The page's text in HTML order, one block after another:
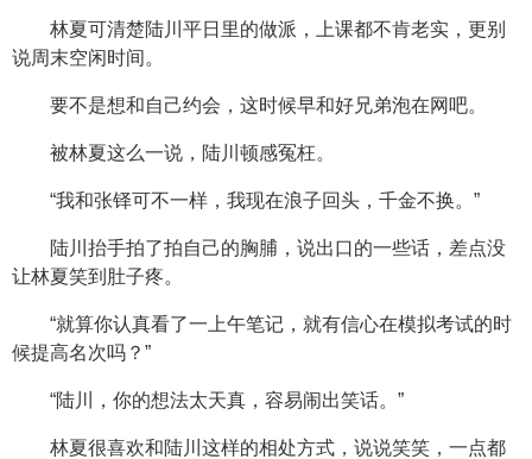
林夏可清楚陆川平日里的做派，上课都不肯老实，更别
说周末空闲时间。
要不是想和自己约会，这时候早和好兄弟泡在网吧。
被林夏这么一说，陆川顿感冤枉。
“我和张铎可不一样，我现在浪子回头，千金不换。”
陆川抬手拍了拍自己的胸脯，说出口的一些话，差点没
让林夏笑到肚子疼。
“就算你认真看了一上午笔记，就有信心在模拟考试的时
候提高名次吗？”
“陆川，你的想法太天真，容易闹出笑话。”
林夏很喜欢和陆川这样的相处方式，说说笑笑，一点都